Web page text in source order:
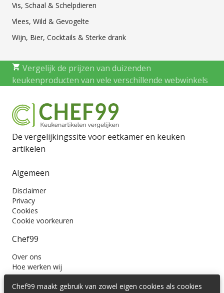
Vis, Schaal & Schelpdieren
Vlees, Wild & Gevogelte
Wijn, Bier, Cocktails & Sterke drank
Vergelijk de prijzen van duizenden
keukenproducten van vele verschillende webwinkels
De vergelijkingssite voor eetkamer en keuken
artikelen
Algemeen
Disclaimer
Privacy
Cookies
Cookie voorkeuren
Chef99
Over ons
Hoe werken wij
Contact
Chef99 maakt gebruik van zowel eigen cookies als cookies